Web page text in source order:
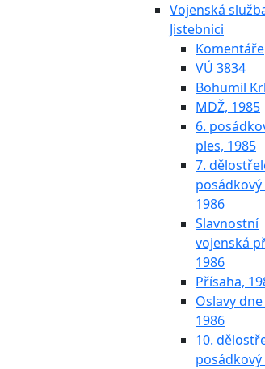
Vojenská
Jistebnici
Komentáře
VÚ 3834
Bohumil
MDŽ, 1985
6.
ples, 1985
7.
posádkový
1986
Slavnostní
vojenská
1986
Přísaha,
Oslavy dne
1986
10.
posádkový